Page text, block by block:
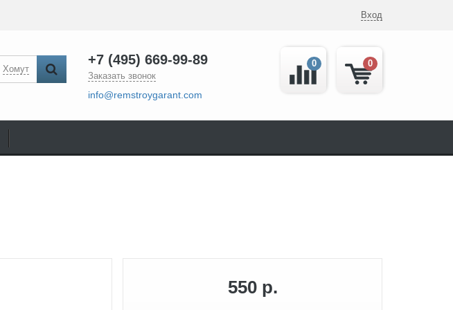
Вход
Хомут
+7 (495) 669-99-89
Заказать звонок
info@remstroygarant.com
0
0
550 р.